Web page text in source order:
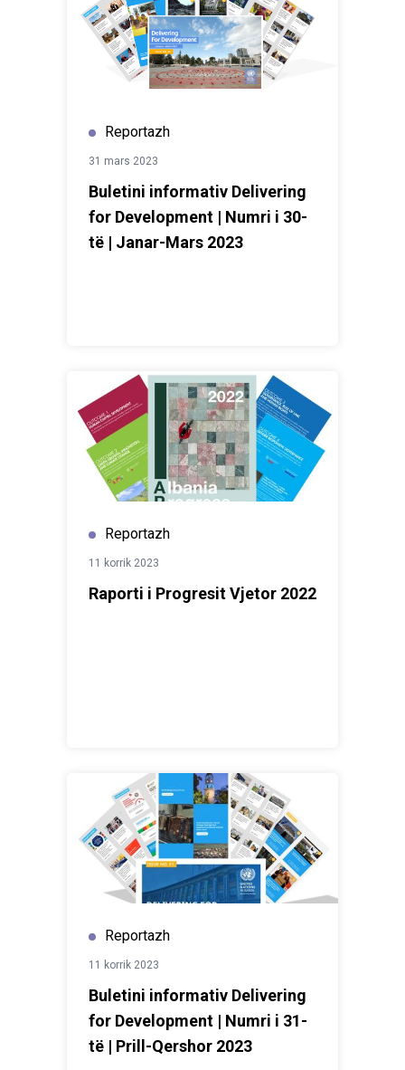
Reportazh
31 mars 2023
Buletini informativ Delivering
for Development | Numri i 30-
të | Janar-Mars 2023
Reportazh
11 korrik 2023
Raporti i Progresit Vjetor 2022
Reportazh
11 korrik 2023
Buletini informativ Delivering
for Development | Numri i 31-
të | Prill-Qershor 2023